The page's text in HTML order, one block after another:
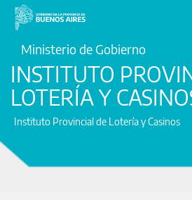
Ministerio de Gobierno
INSTITUTO
LOTERÍA Y
Instituto Provincial de Lotería y Casinos